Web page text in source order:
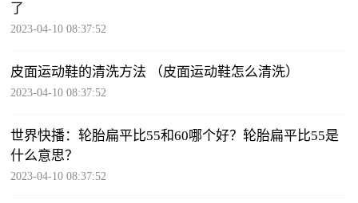
了
2023-04-10 08:37:52
皮面运动鞋的清洗方法 （皮面运动鞋怎么清洗）
2023-04-10 08:37:52
世界快播：轮胎扁平比55和60哪个好？轮胎扁平比55是
什么意思？
2023-04-10 08:37:52